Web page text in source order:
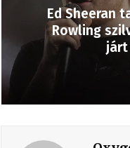
Ed Sheeran
Rowling